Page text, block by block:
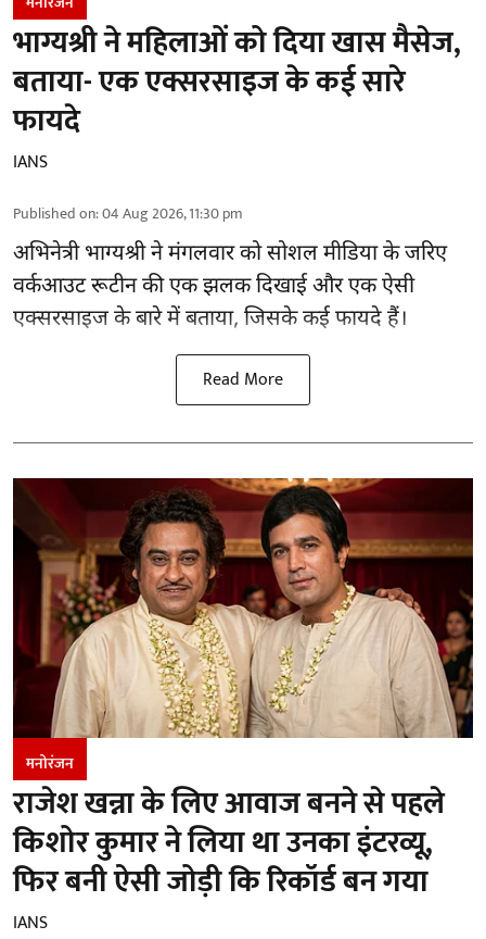
भाग्यश्री ने महिलाओं को दिया खास मैसेज,
बताया- एक एक्सरसाइज के कई सारे
फायदे
IANS
Published on:04 Aug 2026, 11:30 pm
अभिनेत्री भाग्यश्री ने मंगलवार को सोशल मीडिया के जरिए
वर्कआउट रूटीन की एक झलक दिखाई और एक ऐसी
एक्सरसाइज के बारे में बताया, जिसके कई फायदे हैं।
Read More
मनोरंजन
राजेश खन्ना के लिए आवाज बनने से पहले
किशोर कुमार ने लिया था उनका इंटरव्यू,
फिर बनी ऐसी जोड़ी कि रिकॉर्ड बन गया
IANS